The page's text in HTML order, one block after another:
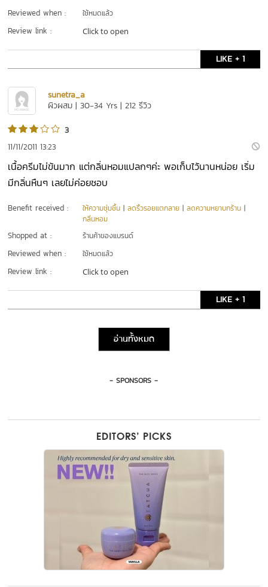
Reviewed when : ใช้หมดแล้ว
Review link : Click to open
LIKE + 1
sunetra_a
ผิวผสม | 30-34 Yrs | 212 รีวิว
3
11/11/2011 13:23
เนื้อครีมไม่ข้นมาก แต่กลิ่นหอมแปลกๆค่ะ พอเก็บไว้นานหน่อย เริ่ม
มีกลิ่นหืนๆ เลยไม่ค่อยชอบ
Benefit received : ให้ความชุ่มชื้น |ลดริ้วรอยแตกลาย |ลดความหยาบกร้าน |
กลิ่นหอม
Shopped at : ร้านค้าของแบรนด์
Reviewed when : ใช้หมดแล้ว
Review link : Click to open
LIKE + 1
อ่านทั้งหมด
- SPONSORS -
EDITORS’ PICKS